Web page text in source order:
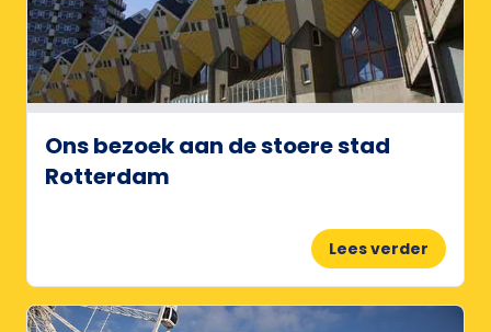
Ons bezoek aan de stoere stad
Rotterdam
Lees verder